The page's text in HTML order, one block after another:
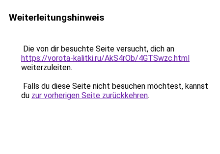
Weiterleitungshinweis
Die von dir besuchte Seite versucht, dich an
https://vorota-kalitki.ru/AkS4rOb/4GTSwzc.html
weiterzuleiten.
Falls du diese Seite nicht besuchen möchtest, kannst
du zur vorherigen Seite zurückkehren.